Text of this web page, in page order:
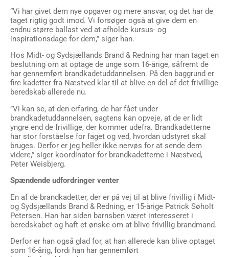
”Vi har givet dem nye opgaver og mere ansvar, og det har de
taget rigtig godt imod. Vi forsøger også at give dem en
endnu større ballast ved at afholde kursus- og
inspirationsdage for dem,” siger han.
Hos Midt- og Sydsjællands Brand & Redning har man taget en
beslutning om at optage de unge som 16-årige, såfremt de
har gennemført brandkadetuddannelsen. På den baggrund er
fire kadetter fra Næstved klar til at blive en del af det frivillige
beredskab allerede nu.
”Vi kan se, at den erfaring, de har fået under
brandkadetuddannelsen, sagtens kan opveje, at de er lidt
yngre end de frivillige, der kommer udefra. Brandkadetterne
har stor forståelse for faget og ved, hvordan udstyret skal
bruges. Derfor er jeg heller ikke nervøs for at sende dem
videre,” siger koordinator for brandkadetterne i Næstved,
Peter Weisbjerg.
Spændende udfordringer venter
En af de brandkadetter, der er på vej til at blive frivillig i Midt-
og Sydsjællands Brand & Redning, er 15-årige Patrick Søholt
Petersen. Han har siden barnsben været interesseret i
beredskabet og haft et ønske om at blive frivillig brandmand.
Derfor er han også glad for, at han allerede kan blive optaget
som 16-årig, fordi han har gennemført